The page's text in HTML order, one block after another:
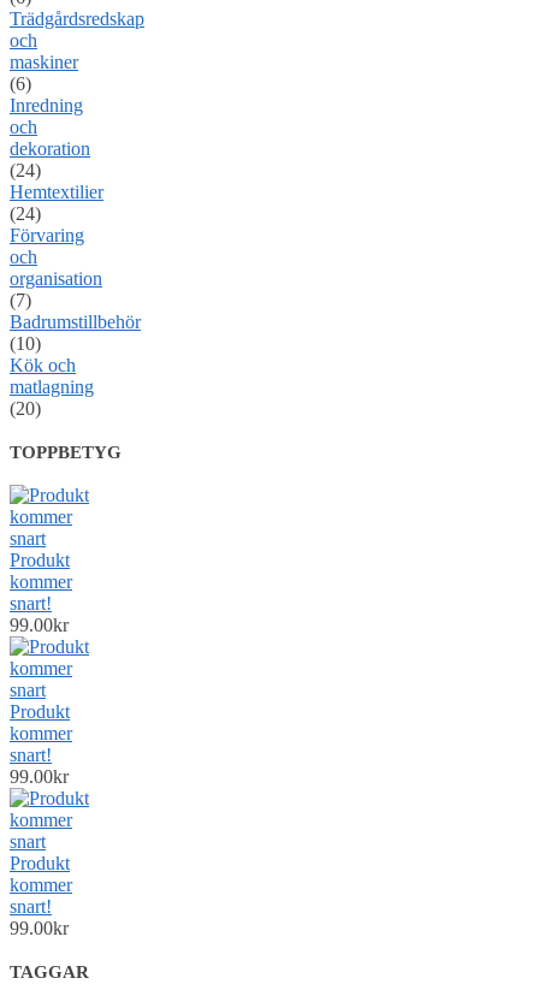
Trädgårdsredskap
och
maskiner
(6)
Inredning
och
dekoration
(24)
Hemtextilier
(24)
Förvaring
och
organisation
(7)
Badrumstillbehör
(10)
Kök och
matlagning
(20)
TOPPBETYG
Produkt
kommer
snart!
99.00kr
Produkt
kommer
snart!
99.00kr
Produkt
kommer
snart!
99.00kr
TAGGAR